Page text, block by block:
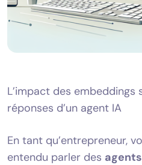
L’impact des embeddings
réponses d’un agent IA
En tant qu’entrepreneur,
entendu parler des